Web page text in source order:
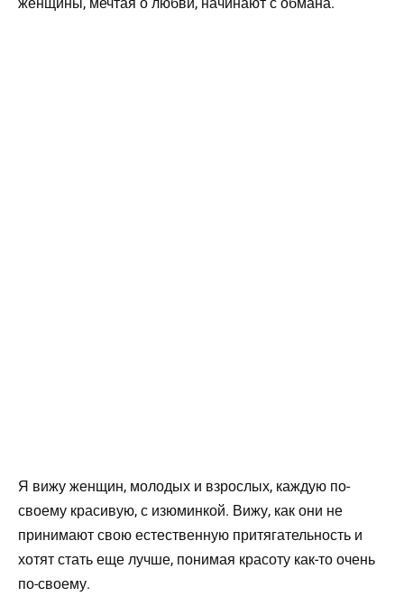
женщины, мечтая о любви, начинают с обмана.
Я вижу женщин, молодых и взрослых, каждую по-
своему красивую, с изюминкой. Вижу, как они не
принимают свою естественную притягательность и
хотят стать еще лучше, понимая красоту как-то очень
по-своему.